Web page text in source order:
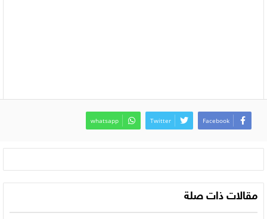
Facebook
Twitter
whatsapp
مقالات ذات صلة